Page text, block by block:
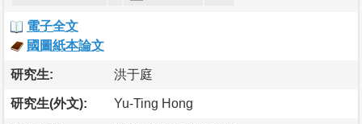
電子全文
國圖紙本論文
研究生: 洪于庭
研究生(外文): Yu-Ting Hong